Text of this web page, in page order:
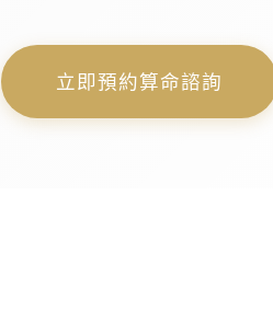
立即預約算命諮詢